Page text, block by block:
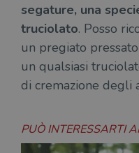
segature, una
truciolato. Posso
un pregiato
un qualsiasi
di cremazione degli
PUÒ INTERESSARTI